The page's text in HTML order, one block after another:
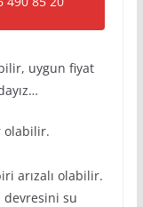
uygun fiyat
olabilir.
arızalı olabilir.
devresini su